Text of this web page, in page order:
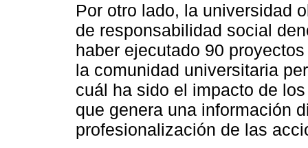
Por otro lado, la universidad
de responsabilidad social
haber ejecutado 90
la comunidad universitaria
cuál ha sido el impacto de
que genera una información
profesionalización de las